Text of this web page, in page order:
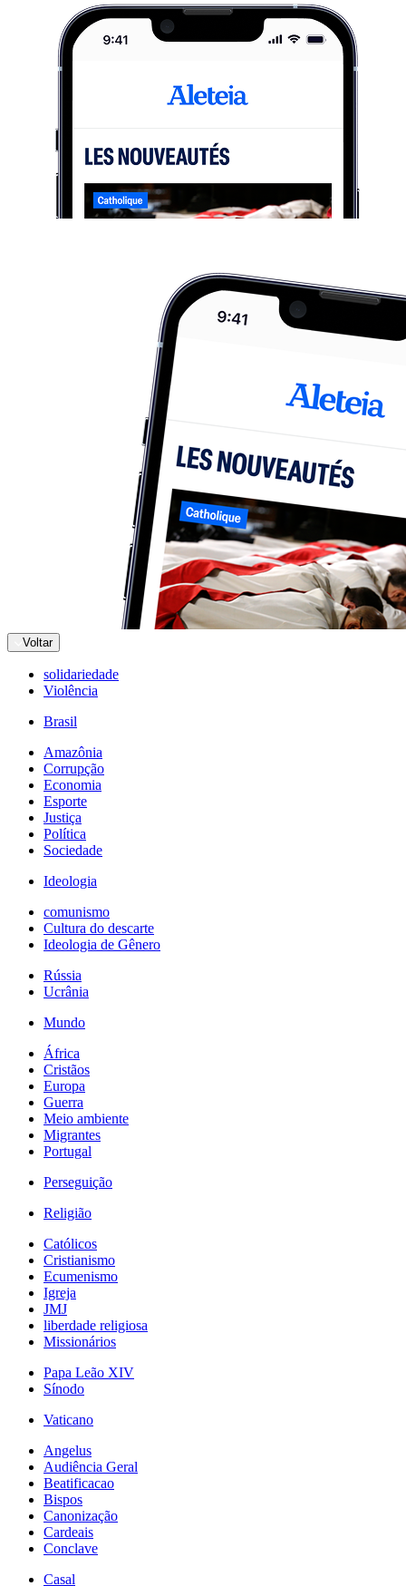
Voltar
solidariedade
Violência
Brasil
Amazônia
Corrupção
Economia
Esporte
Justiça
Política
Sociedade
Ideologia
comunismo
Cultura do descarte
Ideologia de Gênero
Rússia
Ucrânia
Mundo
África
Cristãos
Europa
Guerra
Meio ambiente
Migrantes
Portugal
Perseguição
Religião
Católicos
Cristianismo
Ecumenismo
Igreja
JMJ
liberdade religiosa
Missionários
Papa Leão XIV
Sínodo
Vaticano
Angelus
Audiência Geral
Beatificacao
Bispos
Canonização
Cardeais
Conclave
Casal